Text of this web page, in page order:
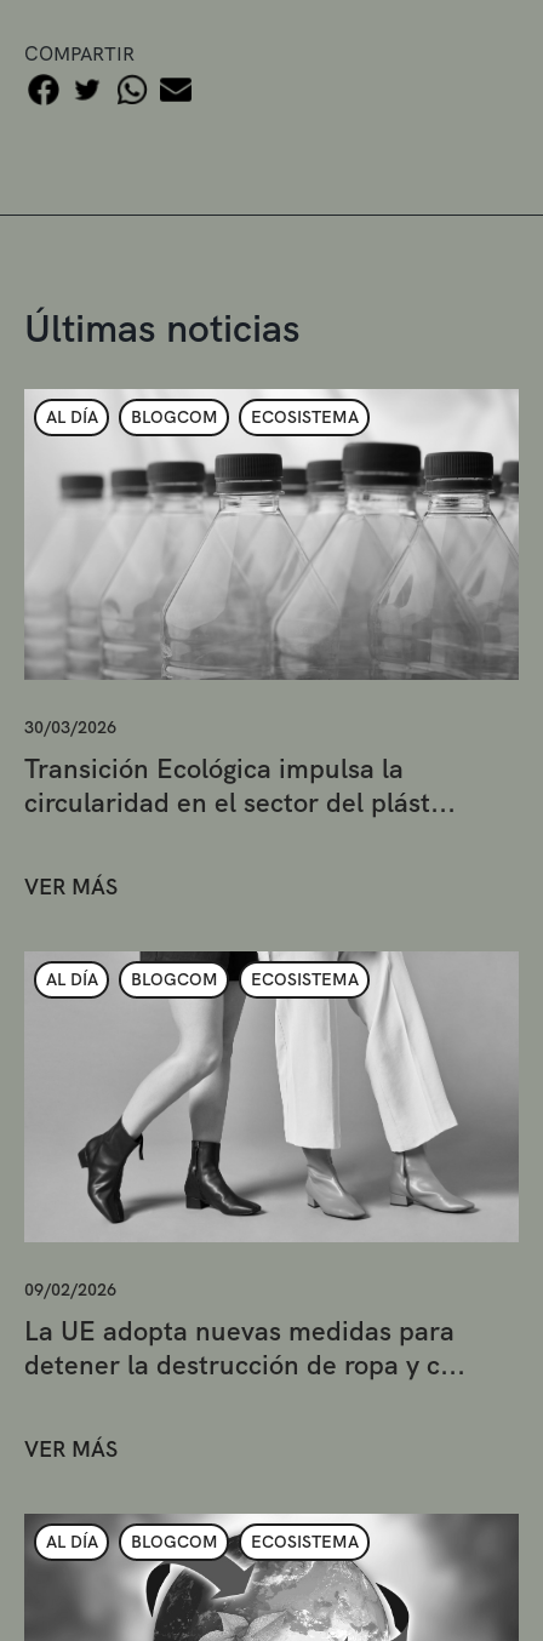
COMPARTIR
Últimas noticias
AL DÍA BLOGCOM ECOSISTEMA
30/03/2026
Transición Ecológica impulsa la
circularidad en el sector del plást...
VER MÁS
AL DÍA BLOGCOM ECOSISTEMA
09/02/2026
La UE adopta nuevas medidas para
detener la destrucción de ropa y c...
VER MÁS
AL DÍA BLOGCOM ECOSISTEMA